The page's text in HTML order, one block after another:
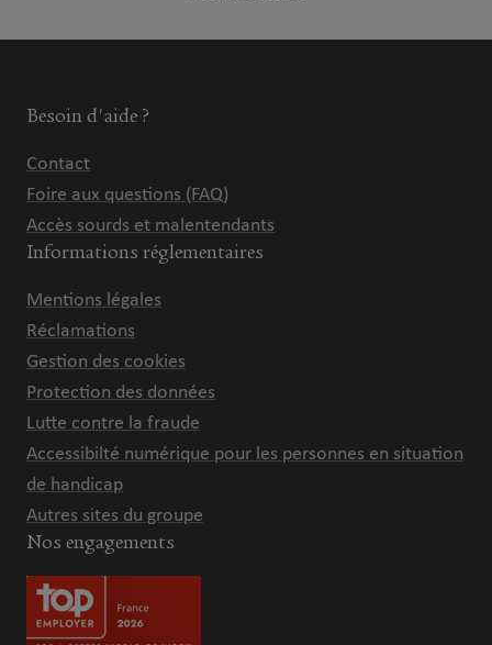
Besoin d'aide ?
Contact
Foire aux questions (FAQ)
Accès sourds et malentendants
Informations réglementaires
Mentions légales
Réclamations
Gestion des cookies
Protection des données
Lutte contre la fraude
Accessibilté numérique pour les personnes en situation
de handicap
Autres sites du groupe
Nos engagements